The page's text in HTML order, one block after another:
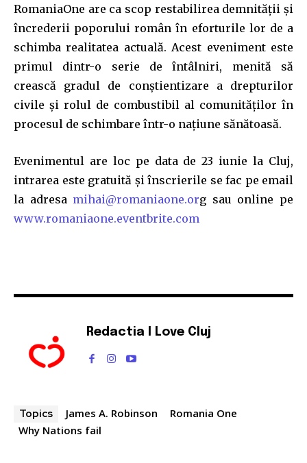
Join our community of
SUBSCRIBERS and be part of the
conversation.
To subscribe, simply enter your email address on our website
safe with us.
I've read and accept thePrivacy Policy.
32,111
Cititori
32,214
RomaniaOne are ca scop restabilirea demnității și
încrederii poporului român în eforturile lor de a
schimba realitatea actuală. Acest eveniment este
primul dintr-o serie de întâlniri, menită să
crească gradul de conștientizare a drepturilor
civile și rolul de combustibil al comunităților în
procesul de schimbare într-o națiune sănătoasă.
Evenimentul are loc pe data de 23 iunie la Cluj,
intrarea este gratuită și înscrierile se fac pe email
la adresa mihai@romaniaone.org sau online pe
www.romaniaone.eventbrite.com
Redactia I Love Cluj
Topics James A. Robinson
Romania One
Why Nations fail